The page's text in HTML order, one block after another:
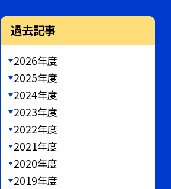
過去記事
2026年度
2025年度
2024年度
2023年度
2022年度
2021年度
2020年度
2019年度